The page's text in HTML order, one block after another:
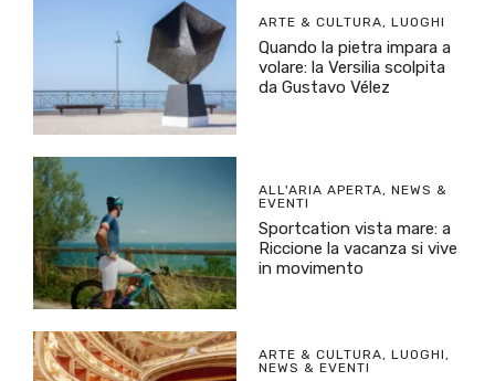
ARTE & CULTURA, LUOGHI
Quando la pietra impara a
volare: la Versilia scolpita
da Gustavo Vélez
ALL'ARIA APERTA, NEWS &
EVENTI
Sportcation vista mare: a
Riccione la vacanza si vive
in movimento
ARTE & CULTURA, LUOGHI ,
NEWS & EVENTI